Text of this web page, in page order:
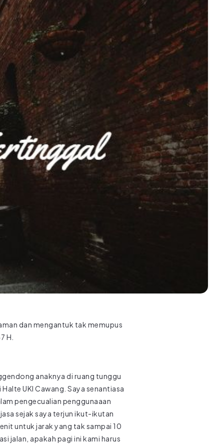
dan mengantuk tak memupus
H.
anaknya di ruang tunggu
UKI Cawang. Saya senantiasa
pengecualian penggunaaan
sejak saya terjun ikut-ikutan
untuk jarak yang tak sampai 10
jalan, apakah pagi ini kami harus